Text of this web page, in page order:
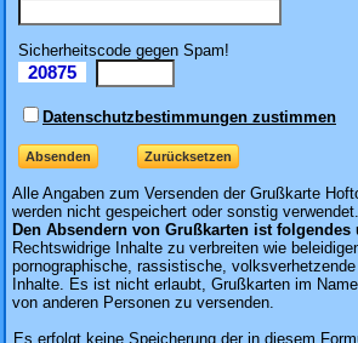
Sicherheitscode gegen Spam!
20875
Datenschutzbestimmungen zustimmen
Alle Angaben zum Versenden der Grußkarte
werden nicht gespeichert oder sonstig verwendet.
Den Absendern von Grußkarten ist folgendes
Rechtswidrige Inhalte zu verbreiten wie
pornographische, rassistische,
Inhalte. Es ist nicht erlaubt, Grußkarten im
von anderen Personen zu versenden.
Es erfolgt keine Speicherung der in diesem